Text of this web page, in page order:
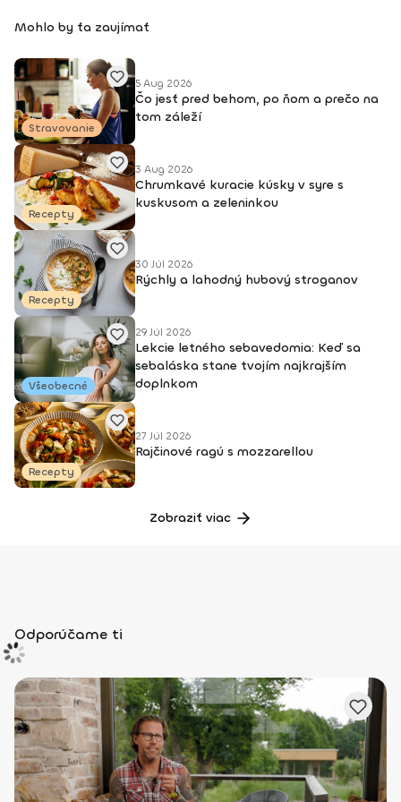
Mohlo by ťa zaujímať
Stravovanie
5 Aug 2026
Čo jesť pred behom, po ňom a prečo na
tom záleží
Recepty
3 Aug 2026
Chrumkavé kuracie kúsky v syre s
kuskusom a zeleninkou
Recepty
30 Júl 2026
Rýchly a lahodný hubový stroganov
Všeobecné
29 Júl 2026
Lekcie letného sebavedomia: Keď sa
sebaláska stane tvojím najkrajším
doplnkom
Recepty
27 Júl 2026
Rajčinové ragú s mozzarellou
Zobraziť viac
Odporúčame ti